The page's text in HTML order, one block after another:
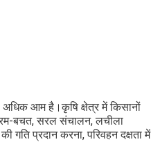
अधिक आम है।कृषि क्षेत्र में किसानों
बचत, सरल संचालन, लचीला
प्रदान करना, परिवहन दक्षता में